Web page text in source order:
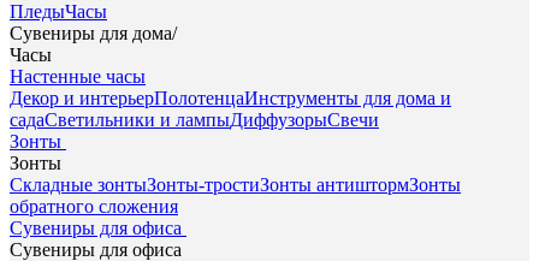
ПледыЧасы
Сувениры для дома/
Часы
Настенные часы
Декор и интерьерПолотенцаИнструменты для дома и
садаСветильники и лампыДиффузорыСвечи
Зонты
Зонты
Складные зонтыЗонты-тростиЗонты антиштормЗонты
обратного сложения
Сувениры для офиса
Сувениры для офиса